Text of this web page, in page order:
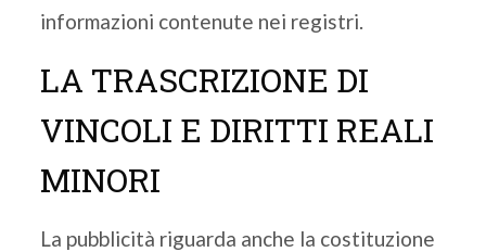
informazioni contenute nei registri.
LA TRASCRIZIONE DI
VINCOLI E DIRITTI REALI
MINORI
La pubblicità riguarda anche la costituzione